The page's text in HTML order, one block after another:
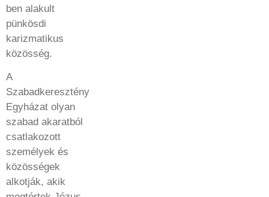
ben alakult
pünkösdi
karizmatikus
közösség.
A
Szabadkeresztény
Egyházat olyan
szabad akaratból
csatlakozott
személyek és
közösségek
alkotják, akik